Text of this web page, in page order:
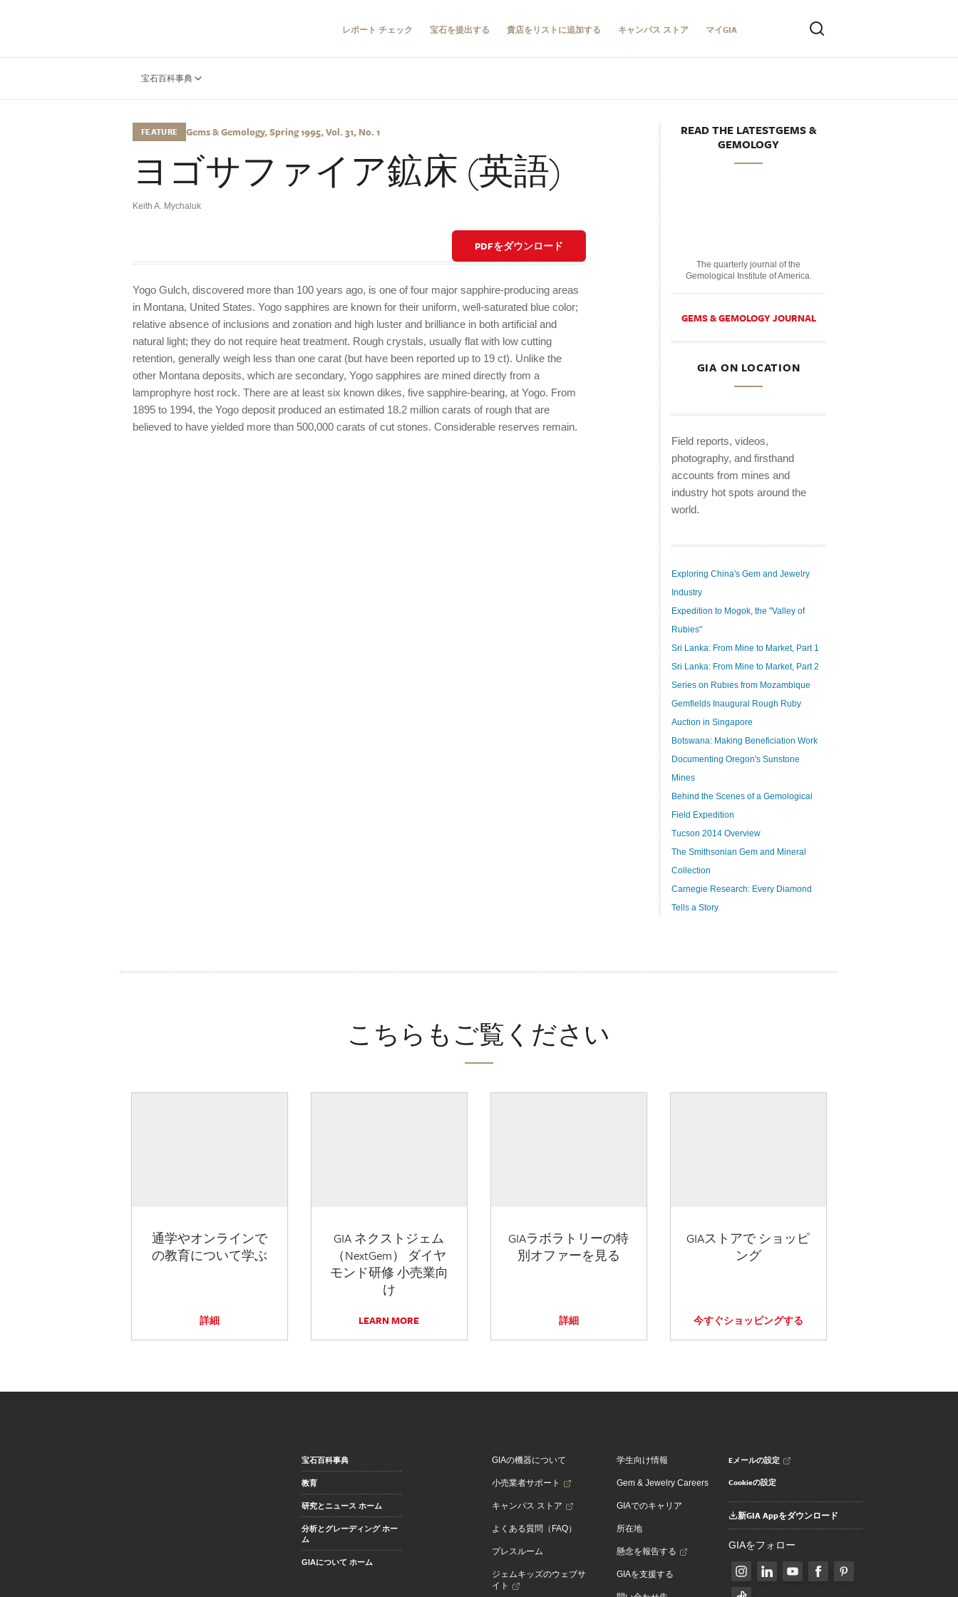
レポート チェック 宝石を提出する 貴店をリストに追加する キャンパス ストア マイGIA
宝石百科事典
FEATURE Gems & Gemology, Spring 1995, Vol. 31, No. 1
ヨゴサファイア鉱床 (英語)
Keith A. Mychaluk
PDFをダウンロード
Yogo Gulch, discovered more than 100 years ago, is one of four major sapphire-producing areas
in Montana, United States. Yogo sapphires are known for their uniform, well-saturated blue color;
relative absence of inclusions and zonation and high luster and brilliance in both artificial and
natural light; they do not require heat treatment. Rough crystals, usually flat with low cutting
retention, generally weigh less than one carat (but have been reported up to 19 ct). Unlike the
other Montana deposits, which are secondary, Yogo sapphires are mined directly from a
lamprophyre host rock. There are at least six known dikes, five sapphire-bearing, at Yogo. From
1895 to 1994, the Yogo deposit produced an estimated 18.2 million carats of rough that are
believed to have yielded more than 500,000 carats of cut stones. Considerable reserves remain.
READ THE LATESTGEMS &
GEMOLOGY
The quarterly journal of the
Gemological Institute of America.
GEMS & GEMOLOGY JOURNAL
GIA ON LOCATION
Field reports, videos,
photography, and firsthand
accounts from mines and
industry hot spots around the
world.
Exploring China's Gem and Jewelry
Industry
Expedition to Mogok, the "Valley of
Rubies"
Sri Lanka: From Mine to Market, Part 1
Sri Lanka: From Mine to Market, Part 2
Series on Rubies from Mozambique
Gemfields Inaugural Rough Ruby
Auction in Singapore
Botswana: Making Beneficiation Work
Documenting Oregon's Sunstone
Mines
Behind the Scenes of a Gemological
Field Expedition
Tucson 2014 Overview
The Smithsonian Gem and Mineral
Collection
Carnegie Research: Every Diamond
Tells a Story
こちらもご覧ください
通学やオンラインで
の教育について学ぶ
詳細
GIA ネクストジェム
（NextGem） ダイヤ
モンド研修 小売業向
け
LEARN MORE
GIAラボラトリーの特
別オファーを見る
詳細
GIAストアで ショッピ
ング
今すぐショッピングする
宝石百科事典
教育
研究とニュース ホーム
分析とグレーディング ホー
ム
GIAについて ホーム
GIAの機器について
小売業者サポート
キャンパス ストア
よくある質問（FAQ）
プレスルーム
ジェムキッズのウェブサ
イト
学生向け情報
Gem & Jewelry Careers
GIAでのキャリア
所在地
懸念を報告する
GIAを支援する
Eメールの設定
Cookieの設定
新GIA Appをダウンロード
GIAをフォロー